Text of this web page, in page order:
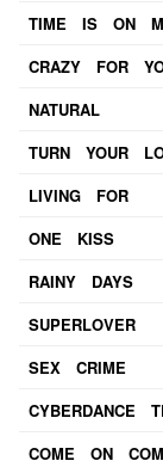
TIME IS ON
CRAZY FOR
NATURAL
TURN YOUR
LIVING FOR
ONE KISS
RAINY DAYS
SUPERLOVER
SEX CRIME
CYBERDANCE
COME ON